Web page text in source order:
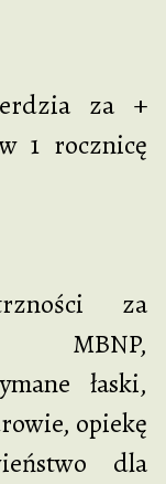
za +
1 rocznicę
za
MBNP,
łaski,
opiekę
dla